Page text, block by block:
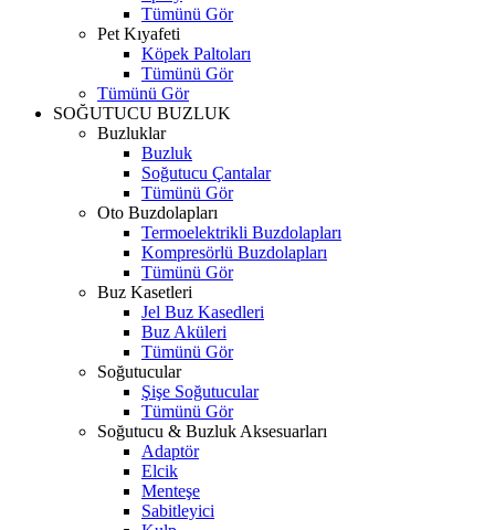
Tümünü Gör
Pet Kıyafeti
Köpek Paltoları
Tümünü Gör
Tümünü Gör
SOĞUTUCU BUZLUK
Buzluklar
Buzluk
Soğutucu Çantalar
Tümünü Gör
Oto Buzdolapları
Termoelektrikli Buzdolapları
Kompresörlü Buzdolapları
Tümünü Gör
Buz Kasetleri
Jel Buz Kasedleri
Buz Aküleri
Tümünü Gör
Soğutucular
Şişe Soğutucular
Tümünü Gör
Soğutucu & Buzluk Aksesuarları
Adaptör
Elcik
Menteşe
Sabitleyici